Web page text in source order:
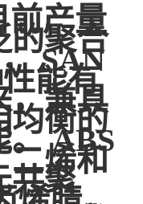
前产量
的聚合
SAN
能有
，兼具
均衡的
。 ABS
二烯和
共聚